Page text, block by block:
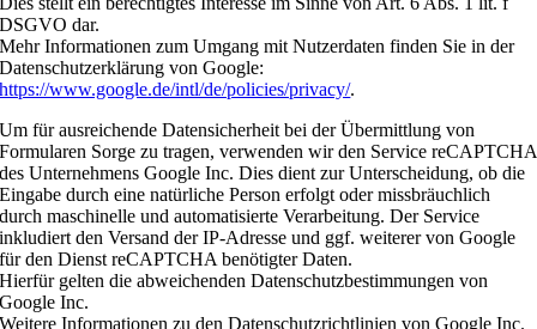
DSGVO dar.
Mehr Informationen zum Umgang mit Nutzerdaten finden Sie in der
Datenschutzerklärung von Google:
https://www.google.de/intl/de/policies/privacy/.
Um für ausreichende Datensicherheit bei der Übermittlung von
Formularen Sorge zu tragen, verwenden wir den Service reCAPTCHA
des Unternehmens Google Inc. Dies dient zur Unterscheidung, ob die
Eingabe durch eine natürliche Person erfolgt oder missbräuchlich
durch maschinelle und automatisierte Verarbeitung. Der Service
inkludiert den Versand der IP-Adresse und ggf. weiterer von Google
für den Dienst reCAPTCHA benötigter Daten.
Hierfür gelten die abweichenden Datenschutzbestimmungen von
Google Inc.
Weitere Informationen zu den Datenschutzrichtlinien von Google Inc.